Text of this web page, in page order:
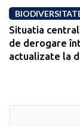
Situatia
de derogare
actualizate la